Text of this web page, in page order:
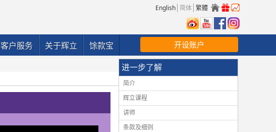
English 简体 繁體
客户服务 关于辉立 馀款宝 开设账户
进一步了解
简介
辉立课程
讲师
条款及细则